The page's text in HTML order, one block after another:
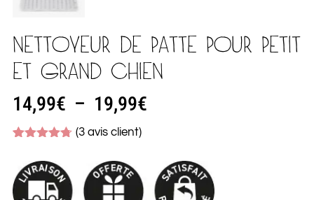
NETTOYEUR DE PATTE POUR PETIT
ET GRAND CHIEN
14,99€ – 19,99€
sur 5
basé sur
notations
client
(3 avis client)